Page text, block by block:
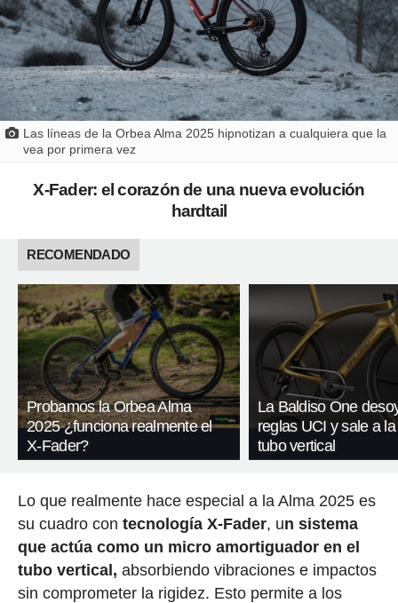
Las líneas de la Orbea Alma 2025 hipnotizan a cualquiera que la
vea por primera vez
X-Fader: el corazón de una nueva evolución
hardtail
RECOMENDADO
Probamos la Orbea Alma
2025 ¿funciona realmente el
X-Fader?
La Baldiso One
reglas UCI y sale a
tubo vertical
Lo que realmente hace especial a la Alma 2025 es
su cuadro con tecnología X-Fader, un sistema
que actúa como un micro amortiguador en el
tubo vertical, absorbiendo vibraciones e impactos
sin comprometer la rigidez. Esto permite a los